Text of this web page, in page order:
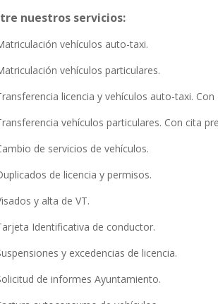
nuestros servicios:
vehículos auto-taxi.
vehículos particulares.
licencia y vehículos auto-taxi. Con
vehículos particulares. Con cita
de servicios de vehículos.
de licencia y permisos.
y alta de VT.
Identificativa de conductor.
y excedencias de licencia.
de informes Ayuntamiento.